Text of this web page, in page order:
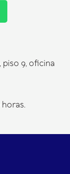
piso 9, oficina
horas.